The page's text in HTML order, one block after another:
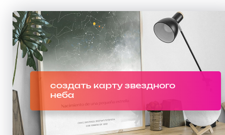
создать карту звездного
неба